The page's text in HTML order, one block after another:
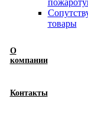
товары
О
компании
Контакты